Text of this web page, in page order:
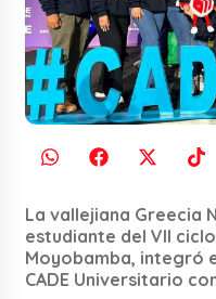
La vallejiana Greecia
estudiante del VII
Moyobamba, integró
CADE Universitario